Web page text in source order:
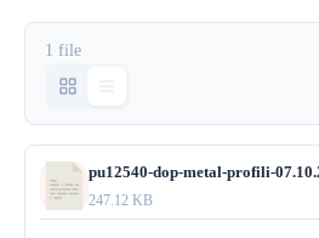
1 file
pu12540-dop-metal-profili-
247.12 KB